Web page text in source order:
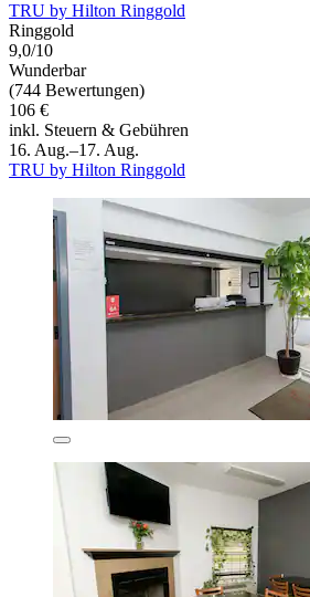
TRU by Hilton Ringgold
Ringgold
9,0/10
Wunderbar
(744 Bewertungen)
106 €
inkl. Steuern & Gebühren
16. Aug.–17. Aug.
TRU by Hilton Ringgold